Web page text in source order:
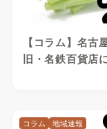
【コラム】名古
旧・名鉄百貨店
コラム 地域速報